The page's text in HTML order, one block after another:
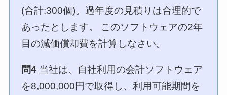
(合計:300個)。過年度の見積りは合理的で
あったとします。 このソフトウェアの2年
目の減価償却費を計算しなさい。
問4 当社は、自社利用の会計ソフトウェア
を8,000,000円で取得し、利用可能期間を